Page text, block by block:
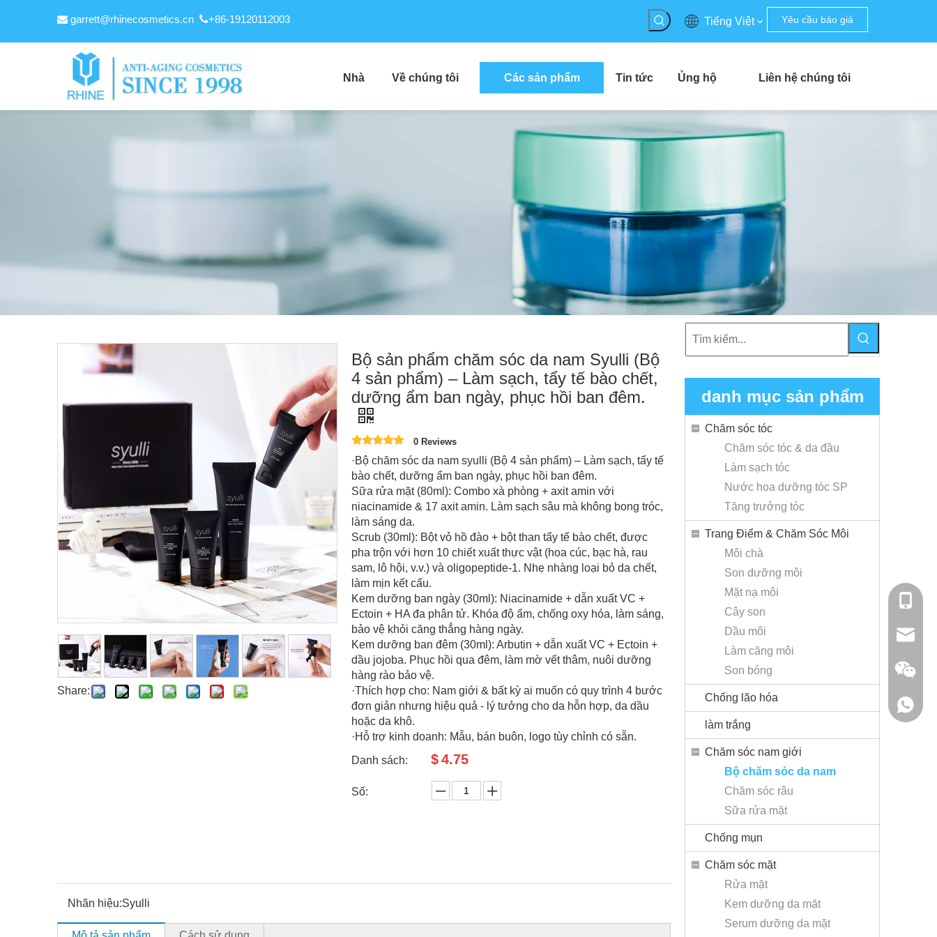
 garrett@rhinecosmetics.cn +86-19120112003 Tiếng Việt Yêu cầu báo giá
Nhà Về chúng tôi Các sản phẩm Tin tức Ủng hộ Liên hệ chúng tôi
Share:
Bộ sản phẩm chăm sóc da nam Syulli (Bộ
4 sản phẩm) – Làm sạch, tẩy tế bào chết,
dưỡng ẩm ban ngày, phục hồi ban đêm.
0 Reviews
·Bộ chăm sóc da nam syulli (Bộ 4 sản phẩm) – Làm sạch, tẩy tế
bào chết, dưỡng ẩm ban ngày, phục hồi ban đêm.
Sữa rửa mặt (80ml): Combo xà phòng + axit amin với
niacinamide & 17 axit amin. Làm sạch sâu mà không bong tróc,
làm sáng da.
Scrub (30ml): Bột vỏ hồ đào + bột than tẩy tế bào chết, được
pha trộn với hơn 10 chiết xuất thực vật (hoa cúc, bạc hà, rau
sam, lô hội, v.v.) và oligopeptide-1. Nhẹ nhàng loại bỏ da chết,
làm mịn kết cấu.
Kem dưỡng ban ngày (30ml): Niacinamide + dẫn xuất VC +
Ectoin + HA đa phân tử. Khóa độ ẩm, chống oxy hóa, làm sáng,
bảo vệ khỏi căng thẳng hàng ngày.
Kem dưỡng ban đêm (30ml): Arbutin + dẫn xuất VC + Ectoin +
dầu jojoba. Phục hồi qua đêm, làm mờ vết thâm, nuôi dưỡng
hàng rào bảo vệ.
·Thích hợp cho: Nam giới & bất kỳ ai muốn có quy trình 4 bước
đơn giản nhưng hiệu quả - lý tưởng cho da hỗn hợp, da dầu
hoặc da khô.
·Hỗ trợ kinh doanh: Mẫu, bán buôn, logo tùy chỉnh có sẵn.
Danh sách:
$4.75
Số:
Nhãn hiệu:Syulli
danh mục sản phẩm
Chăm sóc tóc
Chăm sóc tóc & da đầu
Làm sạch tóc
Nước hoa dưỡng tóc SP
Tăng trưởng tóc
Trang Điểm & Chăm Sóc Môi
Môi chà
Son dưỡng môi
Mặt nạ môi
Cây son
Dầu môi
Làm căng môi
Son bóng
Chống lão hóa
làm trắng
Chăm sóc nam giới
Bộ chăm sóc da nam
Chăm sóc râu
Sữa rửa mặt
Chống mụn
Chăm sóc mặt
Rửa mặt
Kem dưỡng da mặt
Serum dưỡng da mặt
+86 -
+86 -